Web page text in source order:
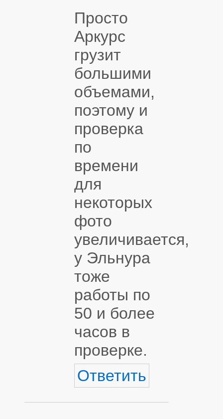
Просто
Аркурс
грузит
большими
объемами,
поэтому и
проверка
по
времени
для
некоторых
фото
увеличивается,
у Эльнура
тоже
работы по
50 и более
часов в
проверке.
Ответить